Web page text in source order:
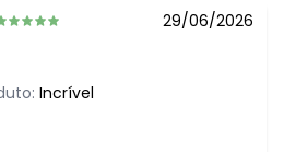
29/06/2026
Incrível